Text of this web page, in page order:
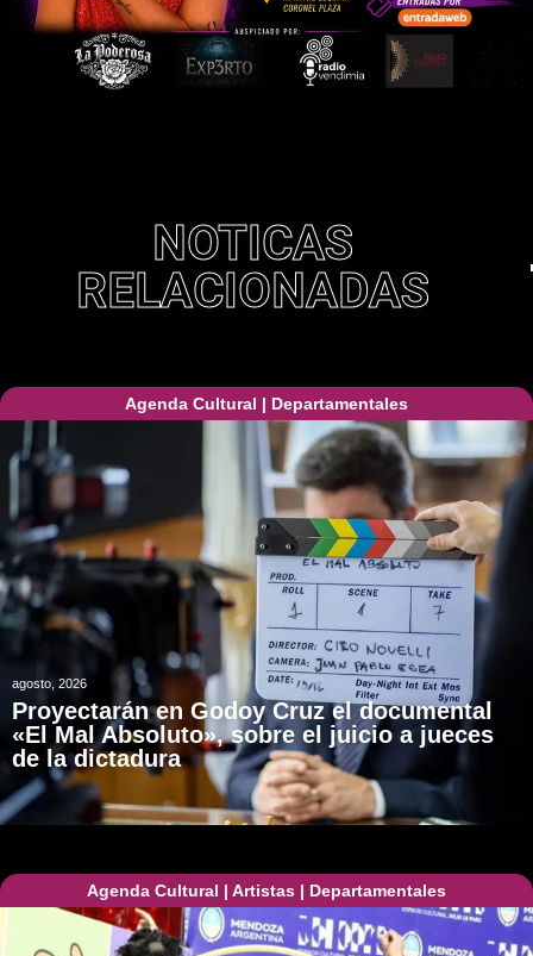
NOTICAS
RELACIONADAS
Agenda Cultural | Departamentales
agosto, 2026
Proyectarán en Godoy Cruz el documental
«El Mal Absoluto», sobre el juicio a jueces
de la dictadura
Agenda Cultural | Artistas | Departamentales